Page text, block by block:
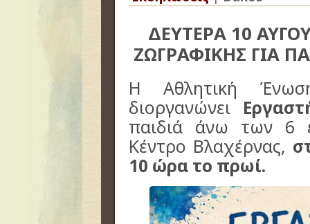
ΔΕΥΤΕΡΑ 10
ΖΩΓΡΑΦΙΚΗΣ ΓΙΑ
Η Αθλητική
διοργανώνει
παιδιά άνω των 6
Κέντρο Βλαχέρνας,
10 ώρα το πρωί.